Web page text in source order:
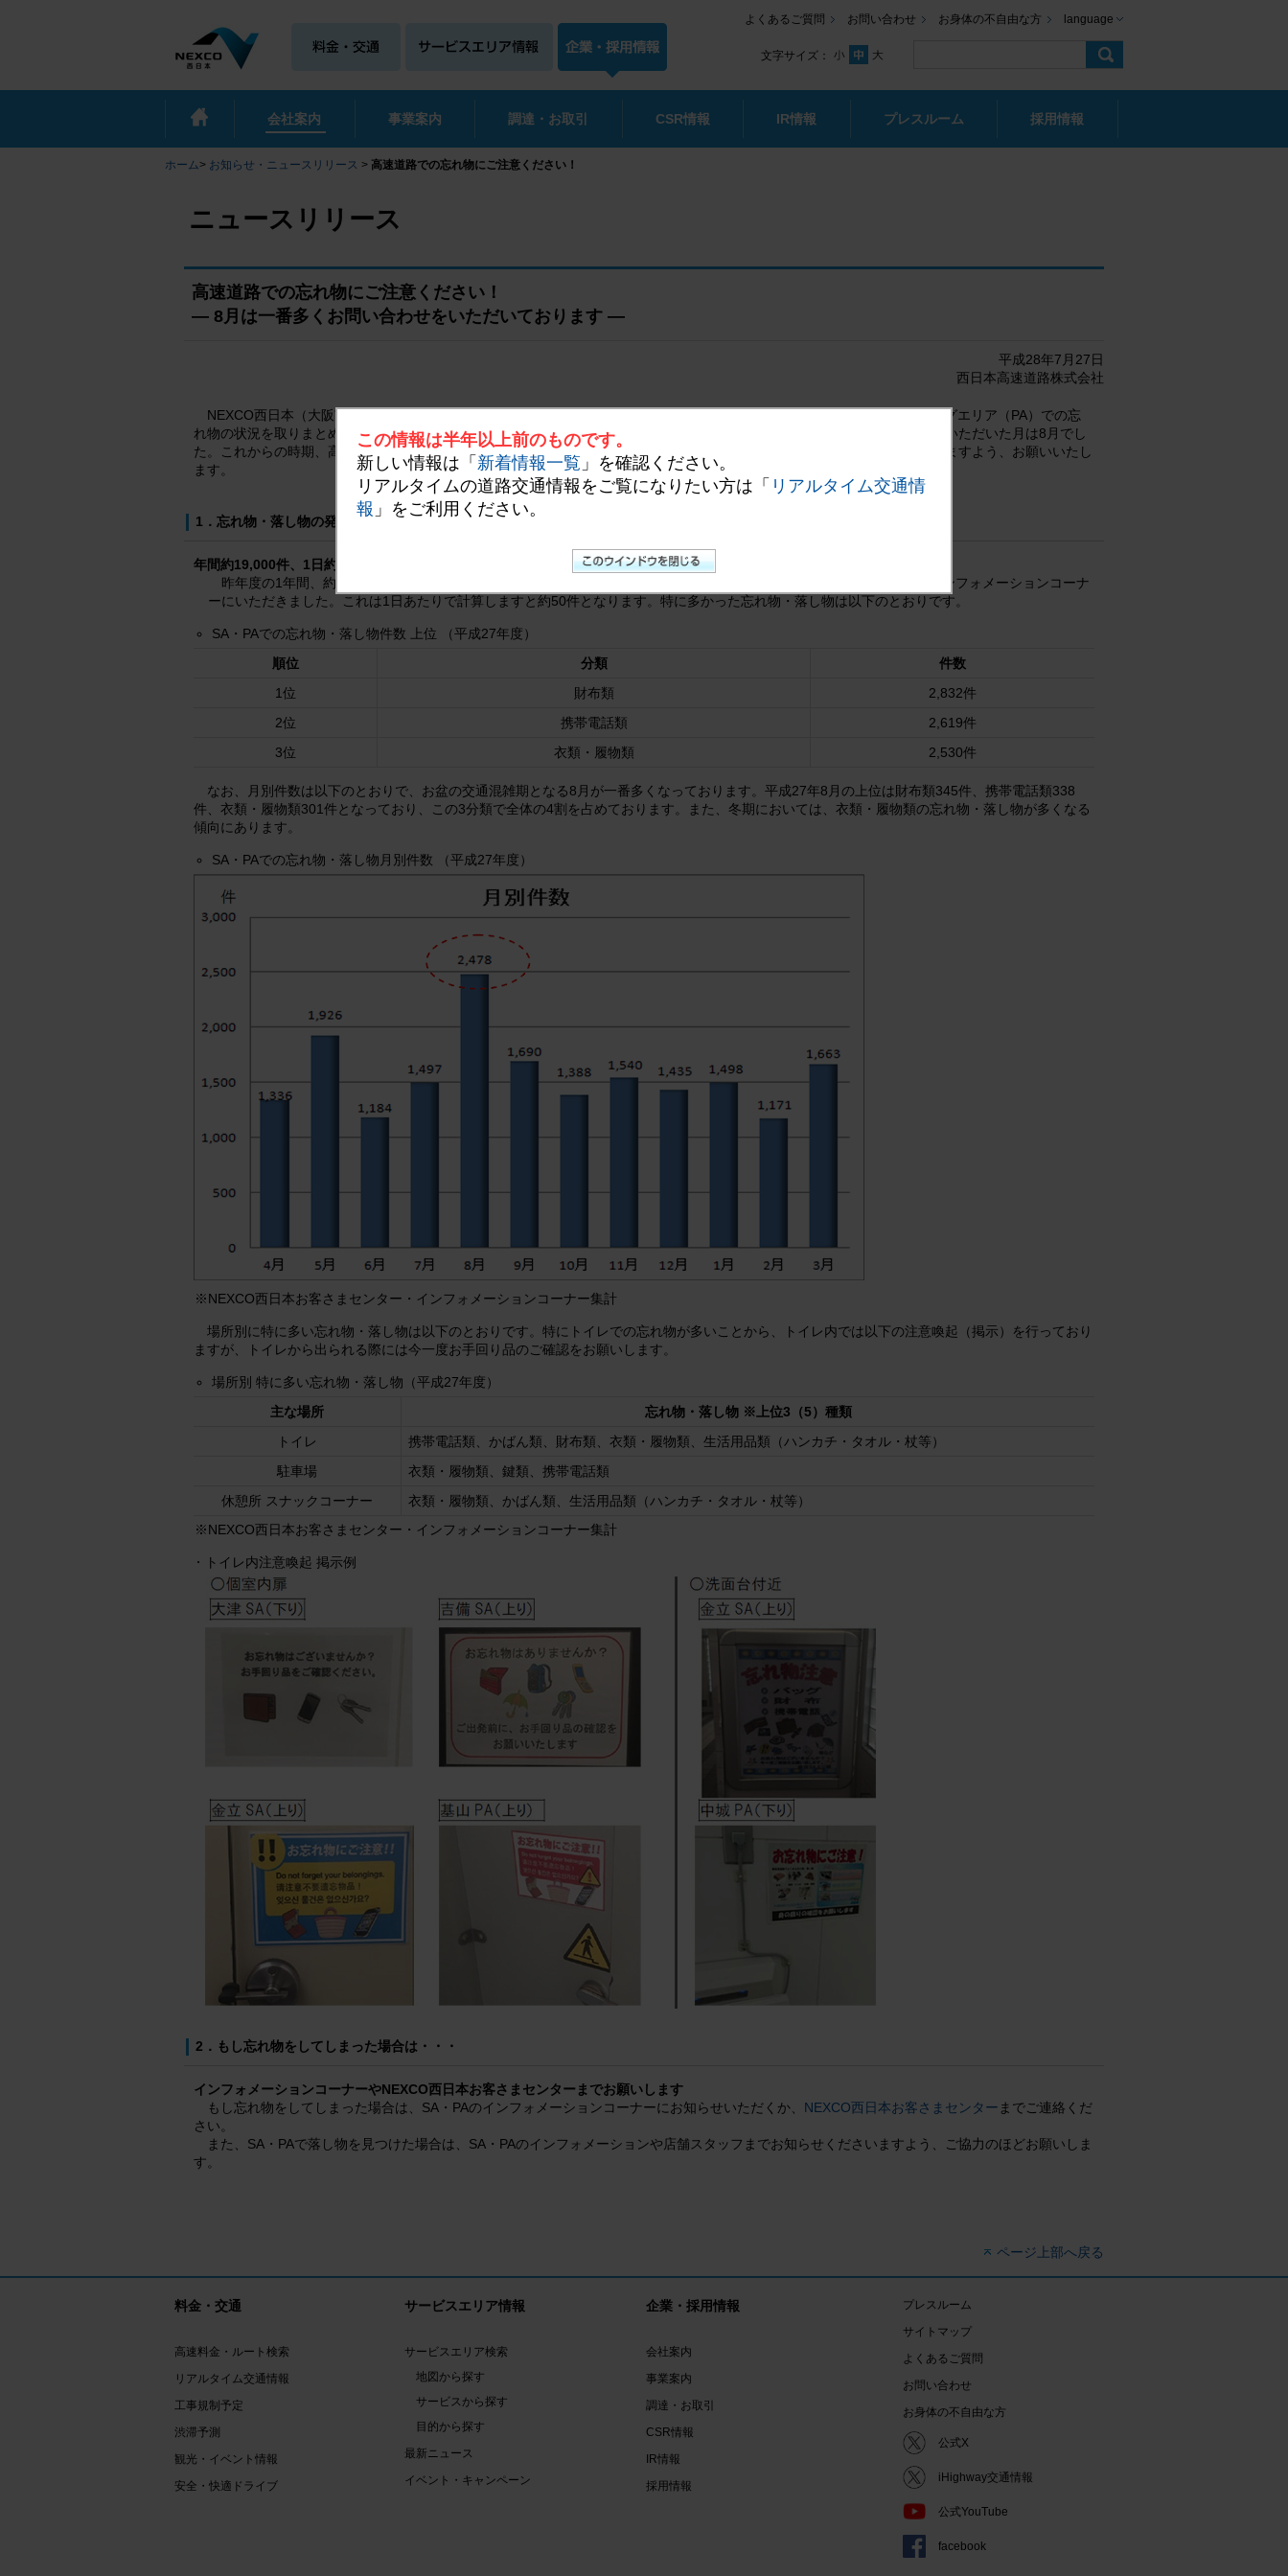
よくあるご質問 お問い合わせ お身体の不自由な方 language
文字サイズ：
会社案内 事業案内 調達・お取引 CSR情報 IR情報 プレスルーム 採用情報
ホーム> お知らせ・ニュースリリース > 高速道路での忘れ物にご注意ください！
ニュースリリース
高速道路での忘れ物にご注意ください！
― 8月は一番多くお問い合わせをいただいております ―
この情報は半年以上前のものです。
新しい情報は「 新着情報一覧 」を確認ください。
リアルタイムの道路交通情報をご覧になりたい方は「 リアルタイム交通情
報 」をご利用ください。
平成28年7月27日
西日本高速道路株式会社
NEXCO西日本（大阪市北区 代表取締役社長：石塚 由成）では、平成27年度の管内のサービスエリア（SA）・パーキングエリア（PA）での忘
れ物の状況を取りまとめましたので、お知らせします。集計結果から昨年度最も多く忘れ物・落し物に関するお問い合わせをいただいた月は8月でし
た。これからの時期、高速道路ご利用の機会が増える時期となりますので、快適な旅行のためにも忘れ物にはご注意いただきますよう、お願いいたし
ます。
1．忘れ物・落し物の発生状況
年間約19,000件、1日約50件発生しております
昨年度の1年間、約19,000件もの忘れ物・落し物に関するお問い合わせをNEXCO西日本お客さまセンターやSA・PAのインフォメーションコーナ
ーにいただきました。これは1日あたりで計算しますと約50件となります。特に多かった忘れ物・落し物は以下のとおりです。
SA・PAでの忘れ物・落し物件数 上位 （平成27年度）
順位
分類
件数
1位
財布類
2,832件
2位
携帯電話類
2,619件
3位
衣類・履物類 2,530件
なお、月別件数は以下のとおりで、お盆の交通混雑期となる8月が一番多くなっております。平成27年8月の上位は財布類345件、携帯電話類338
件、衣類・履物類301件となっており、この3分類で全体の4割を占めております。また、冬期においては、衣類・履物類の忘れ物・落し物が多くなる
傾向にあります。
SA・PAでの忘れ物・落し物月別件数 （平成27年度）
※NEXCO西日本お客さまセンター・インフォメーションコーナー集計
場所別に特に多い忘れ物・落し物は以下のとおりです。特にトイレでの忘れ物が多いことから、トイレ内では以下の注意喚起（掲示）を行っており
ますが、トイレから出られる際には今一度お手回り品のご確認をお願いします。
場所別 特に多い忘れ物・落し物（平成27年度）
主な場所
忘れ物・落し物 ※上位3（5）種類
トイレ
携帯電話類、かばん類、財布類、衣類・履物類、生活用品類（ハンカチ・タオル・杖等）
駐車場
衣類・履物類、鍵類、携帯電話類
休憩所 スナックコーナー
衣類・履物類、かばん類、生活用品類（ハンカチ・タオル・杖等）
※NEXCO西日本お客さまセンター・インフォメーションコーナー集計
トイレ内注意喚起 掲示例
2．もし忘れ物をしてしまった場合は・・・
インフォメーションコーナーやNEXCO西日本お客さまセンターまでお願いします
もし忘れ物をしてしまった場合は、SA・PAのインフォメーションコーナーにお知らせいただくか、 NEXCO西日本お客さまセンター までご連絡くだ
さい。
また、SA・PAで落し物を見つけた場合は、SA・PAのインフォメーションや店舗スタッフまでお知らせくださいますよう、ご協力のほどお願いしま
す。
ページ上部へ戻る
料金・交通
高速料金・ルート検索
リアルタイム交通情報
工事規制予定
渋滞予測
観光・イベント情報
安全・快適ドライブ
サービスエリア情報
サービスエリア検索
地図から探す
サービスから探す
目的から探す
最新ニュース
イベント・キャンペーン
企業・採用情報
会社案内
事業案内
調達・お取引
CSR情報
IR情報
採用情報
プレスルーム
サイトマップ
よくあるご質問
お問い合わせ
お身体の不自由な方
公式X
iHighway交通情報
公式YouTube
facebook